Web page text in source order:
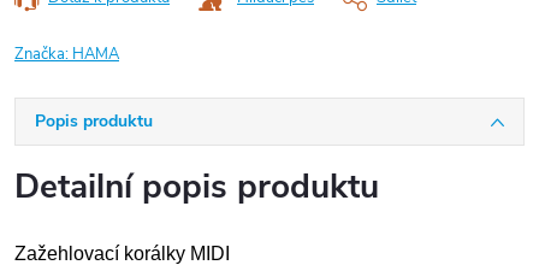
Značka: HAMA
Popis produktu
Detailní popis produktu
Zažehlovací korálky MIDI